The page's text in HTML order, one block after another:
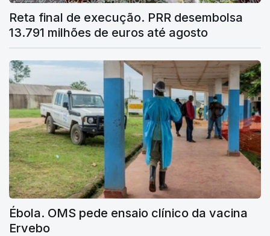
Reta final de execução. PRR desembolsa
13.791 milhões de euros até agosto
Ébola. OMS pede ensaio clínico da vacina
Ervebo